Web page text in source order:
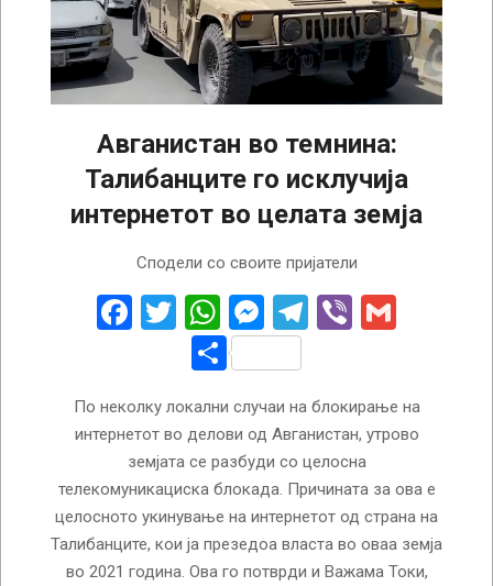
Авганистан во темнина:
Талибанците го исклучија
интернетот во целата земја
Сподели со своите пријатели
Facebook
Twitter
WhatsApp
Messenger
Telegram
Viber
Share
По неколку локални случаи на блокирање на
интернетот во делови од Авганистан, утрово
земјата се разбуди со целосна
телекомуникациска блокада. Причината за ова е
целосното укинување на интернетот од страна на
Талибанците, кои ја презедоа власта во оваа земја
во 2021 година. Ова го потврди и Важама Токи,